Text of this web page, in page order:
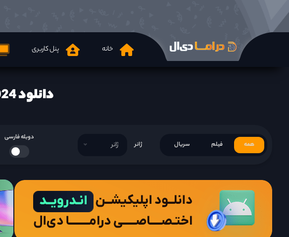
خانه پنل کاربری
دانلود Peaceful Property 2024 ها
همه فیلم سریال ژانر ژانر
دوبله فارسی